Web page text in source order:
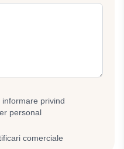
privind
personal
comerciale